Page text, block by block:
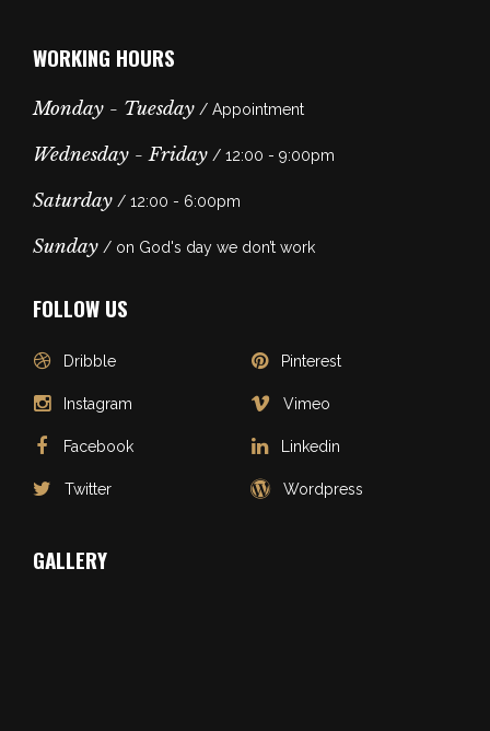
WORKING HOURS
Monday - Tuesday / Appointment
Wednesday - Friday / 12:00 - 9:00pm
Saturday / 12:00 - 6:00pm
Sunday / on God's day we don’t work
FOLLOW US
Dribble
Instagram
Facebook
Twitter
Pinterest
Vimeo
Linkedin
Wordpress
GALLERY